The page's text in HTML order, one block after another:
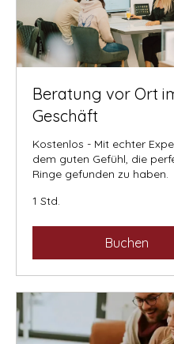
Beratung vor Ort
Geschäft
Kostenlos - Mit echter
dem guten Gefühl, die
Ringe gefunden zu haben.
1 Std.
Buchen